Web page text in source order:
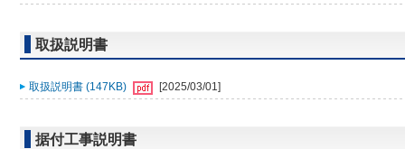
取扱説明書
取扱説明書 (147KB) [2025/03/01]
据付工事説明書